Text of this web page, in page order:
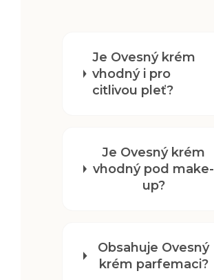
Je Ovesný krém
vhodný i pro
citlivou pleť?
Je Ovesný krém
vhodný pod make-
up?
Obsahuje Ovesný
krém parfemaci?